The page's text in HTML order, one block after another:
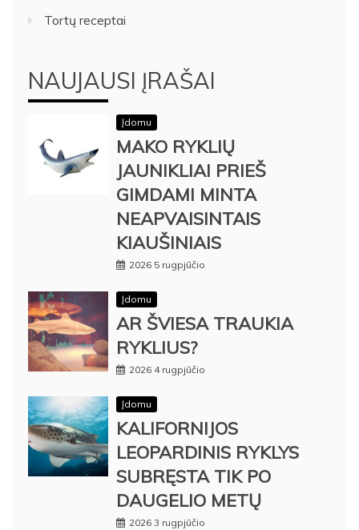
Tortų receptai
NAUJAUSI ĮRAŠAI
Įdomu
MAKO RYKLIŲ
JAUNIKLIAI PRIEŠ
GIMDAMI MINTA
NEAPVAISINTAIS
KIAUŠINIAIS
2026 5 rugpjūčio
Įdomu
AR ŠVIESA TRAUKIA
RYKLIUS?
2026 4 rugpjūčio
Įdomu
KALIFORNIJOS
LEOPARDINIS RYKLYS
SUBRĘSTA TIK PO
DAUGELIO METŲ
2026 3 rugpjūčio